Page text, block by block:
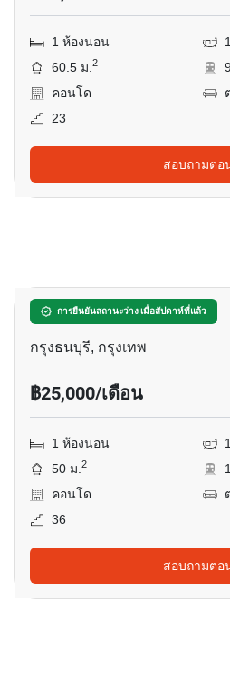
1 ห้องนอน
60.5 ม.2
คอนโด
23
สอบถามตอ
การยืนยันสถานะว่าง เมื่อสัปดาห์ที่แล้ว
คิว เฮาส์ สาทร
กรุงธนบุรี, กรุงเทพ
฿25,000/เดือน
1 ห้องนอน
50 ม.2
คอนโด
36
สอบถามตอ